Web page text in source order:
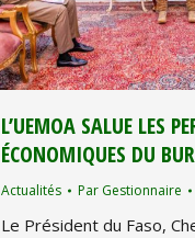
L’UEMOA SALUE LES
ÉCONOMIQUES DU
Actualités Par Gestionnaire
Le Président du Faso,